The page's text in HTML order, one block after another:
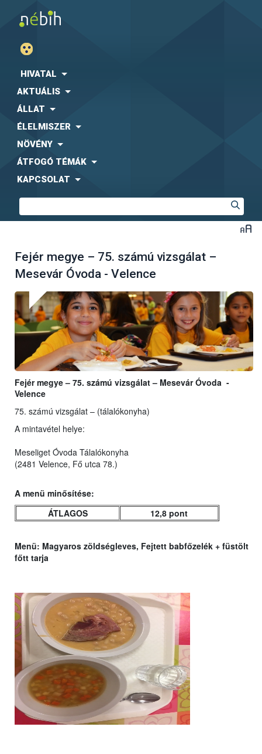
HIVATAL
AKTUÁLIS
ÁLLAT
ÉLELMISZER
NÖVÉNY
ÁTFOGÓ TÉMÁK
KAPCSOLAT
Fejér megye – 75. számú vizsgálat –
Mesevár Óvoda - Velence
Fejér megye – 75. számú vizsgálat – Mesevár Óvoda -
Velence
75. számú vizsgálat – (tálalókonyha)
A mintavétel helye:
Meseliget Óvoda Tálalókonyha
(2481 Velence, Fő utca 78.)
A menü minősítése:
ÁTLAGOS
12,8 pont
Menü: Magyaros zöldségleves, Fejtett babfőzelék + füstölt
főtt tarja